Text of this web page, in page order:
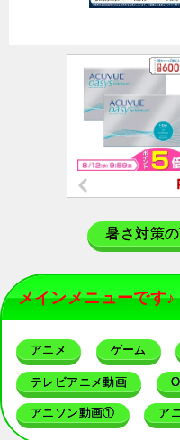
暑さ対策
メインメニューです♪
アニメ ゲーム
テレビアニメ動画
アニソン動画① ア